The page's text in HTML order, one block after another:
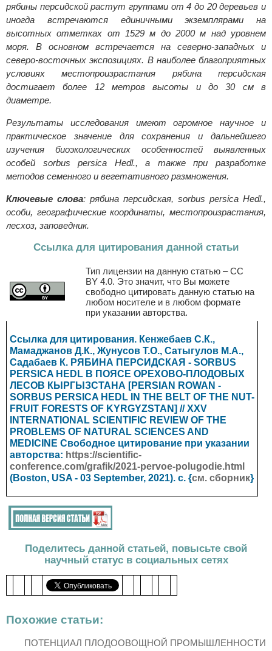
рябины персидской растут группами от 4 до 20 деревьев и
иногда встречаются единичными экземплярами на
высотных отметках от 1529 м до 2000 м над уровнем
моря. В основном встречается на северно-западных и
северо-восточных экспозициях. В наиболее благоприятных
условиях местопроизрастания рябина персидская
достигает более 12 метров высоты и до 30 см в
диаметре.
Результаты исследования имеют огромное научное и
практическое значение для сохранения и дальнейшего
изучения биоэкологических особенностей выявленных
особей sorbus persica Hedl., а также при разработке
методов семенного и вегетативного размножения.
Ключевые слова: рябина персидская, sorbus persica Hedl.,
особи, географические координаты, местопроизрастания,
лесхоз, заповедник.
Ссылка для цитирования данной статьи
Тип лицензии на данную статью – CC
BY 4.0. Это значит, что Вы можете
свободно цитировать данную статью на
любом носителе и в любом формате
при указании авторства.
Ссылка для цитирования. Кенжебаев С.К.,
Мамаджанов Д.К., Жунусов Т.О., Сатыгулов М.А.,
Садабаев К. РЯБИНА ПЕРСИДСКАЯ - SORBUS
PERSICA HEDL В ПОЯСЕ ОРЕХОВО-ПЛОДОВЫХ
ЛЕСОВ КЫРГЫЗСТАНА [PERSIAN ROWAN -
SORBUS PERSICA HEDL IN THE BELT OF THE NUT-
FRUIT FORESTS OF KYRGYZSTAN] // XXV
INTERNATIONAL SCIENTIFIC REVIEW OF THE
PROBLEMS OF NATURAL SCIENCES AND
MEDICINE Свободное цитирование при указании
авторства: https://scientific-
conference.com/grafik/2021-pervoe-polugodie.html
(Boston, USA - 03 September, 2021). с. {см. сборник}
Поделитесь данной статьей, повысьте свой
научный статус в социальных сетях
Похожие статьи:
ПОТЕНЦИАЛ ПЛОДООВОЩНОЙ ПРОМЫШЛЕННОСТИ